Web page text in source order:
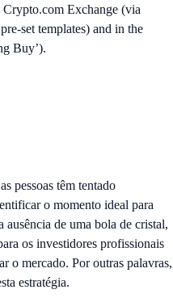
Exchange (via
templates) and in the
Buy’).
pessoas têm tentado
o momento ideal para
de uma bola de cristal,
os investidores profissionais
o mercado. Por outras palavras,
estratégia.